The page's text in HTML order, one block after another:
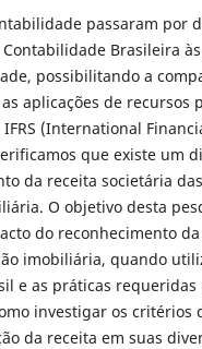
passaram por
Brasileira
possibilitando a
aplicações de recursos
(International
que existe um
da receita societária
O objetivo desta
do reconhecimento
imobiliária, quando
e as práticas requeridas
investigar os critérios
da receita em suas